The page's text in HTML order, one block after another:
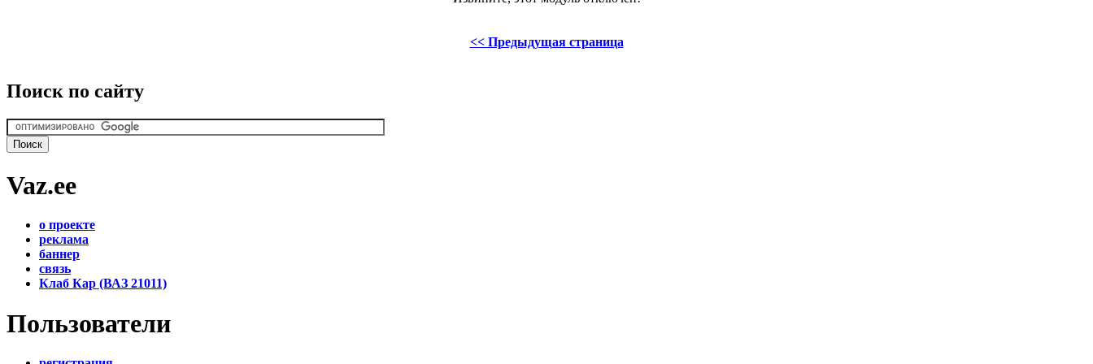
<< Предыдущая страница
Поиск по сайту
Vaz.ee
о проекте
реклама
баннер
связь
Клаб Кар (ВАЗ 21011)
Пользователи